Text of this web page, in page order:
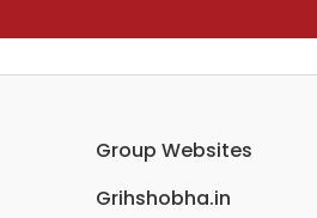
Group Websites
Grihshobha.in